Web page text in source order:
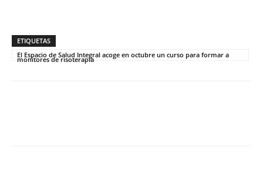
ETIQUETAS
El Espacio de Salud Integral acoge en octubre un curso para formar a
monitores de risoterapia